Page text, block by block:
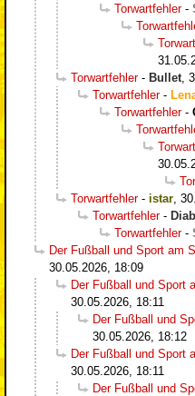
Torwartfehler-
Torwartfehler- Bullet
Torwartfehler-
Torwartfehler-
Torwartfehler- istar
Torwartfehler-
Torwartfehler-
Der Fußball und Sport am
30.05.2026, 18:09
Der Fußball und Sport
30.05.2026, 18:11
Der Fußball und
30.05.2026, 18:12
Der Fußball und Sport
30.05.2026, 18:11
Der Fußball und